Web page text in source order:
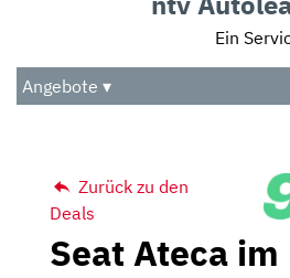
Audio
Das Beste
Ein
Angebote ▾
Zurück zu den
Deals
Seat Ateca im